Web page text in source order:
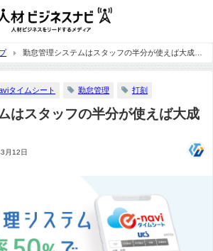
勤怠管理システムはスタッフの半分が使えば大成功
タイムシート 勤怠管理 打刻
はスタッフの半分が使えば大成
月12日